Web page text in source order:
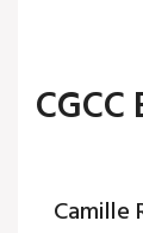
Camille